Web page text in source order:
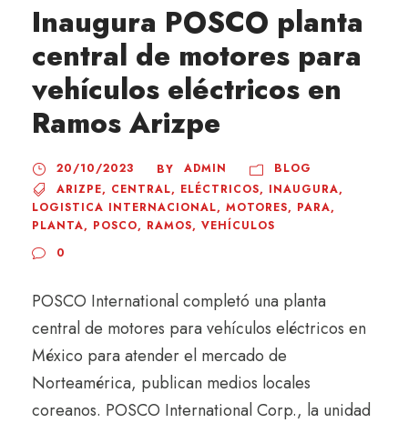
Inaugura POSCO planta
central de motores para
vehículos eléctricos en
Ramos Arizpe
20/10/2023 BY ADMIN
BLOG
ARIZPE, CENTRAL, ELÉCTRICOS, INAUGURA,
LOGISTICA INTERNACIONAL, MOTORES, PARA,
PLANTA, POSCO, RAMOS, VEHÍCULOS
0
POSCO International completó una planta
central de motores para vehículos eléctricos en
México para atender el mercado de
Norteamérica, publican medios locales
coreanos. POSCO International Corp., la unidad